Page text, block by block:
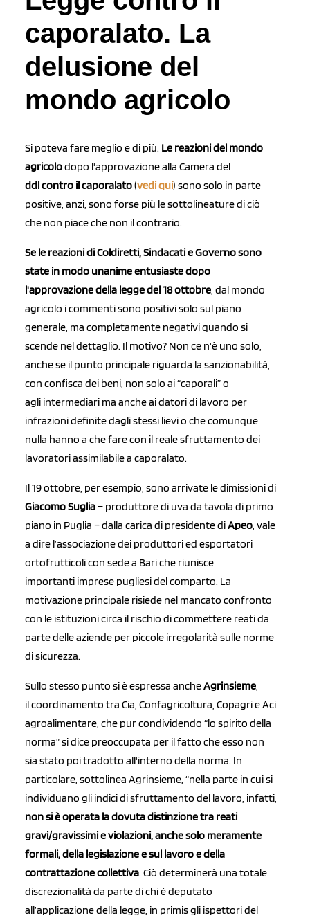
caporalato. La
delusione del
mondo agricolo
Si poteva fare meglio e di più. Le reazioni del mondo
agricolodopo l'approvazione alla Camera del
ddl contro il caporalato(vedi qui) sono solo in parte
positive, anzi, sono forse più le sottolineature di ciò
che non piace che non il contrario.
Se le reazioni di Coldiretti, Sindacati e Governo sono
state in modo unanime entusiaste dopo
l'approvazione della legge del 18 ottobre, dal mondo
agricolo i commenti sono positivi solo sul piano
generale, ma completamente negativi quando si
scende nel dettaglio. Il motivo? Non ce n'è uno solo,
anche se il punto principale riguarda la sanzionabilità,
con confisca dei beni, non solo ai “caporali” o
agli intermediari ma anche ai datori di lavoro per
infrazioni definite dagli stessi lievi o che comunque
nulla hanno a che fare con il reale sfruttamento dei
lavoratori assimilabile a caporalato.
Il 19 ottobre, per esempio, sono arrivate le dimissioni di
Giacomo Suglia– produttore di uva da tavola di primo
piano in Puglia – dalla carica di presidente diApeo, vale
a dire l’associazione dei produttori ed esportatori
ortofrutticoli con sede a Bari che riunisce
importanti imprese pugliesi del comparto. La
motivazione principale risiede nel mancato confronto
con le istituzioni circa il rischio di commettere reati da
parte delle aziende per piccole irregolarità sulle norme
di sicurezza.
Sullo stesso punto si è espressa ancheAgrinsieme,
il coordinamento tra Cia, Confagricoltura, Copagri e Aci
agroalimentare, che pur condividendo “lo spirito della
norma” si dice preoccupata per il fatto che esso non
sia stato poi tradotto all'interno della norma. In
particolare, sottolinea Agrinsieme, “nella parte in cui si
individuano gli indici di sfruttamento del lavoro, infatti,
non si è operata la dovuta distinzione tra reati
gravi/gravissimi e violazioni, anche solo meramente
formali, della legislazione e sul lavoro e della
contrattazione collettiva. Ciò determinerà una totale
discrezionalità da parte di chi è deputato
all’applicazione della legge, in primis gli ispettori del